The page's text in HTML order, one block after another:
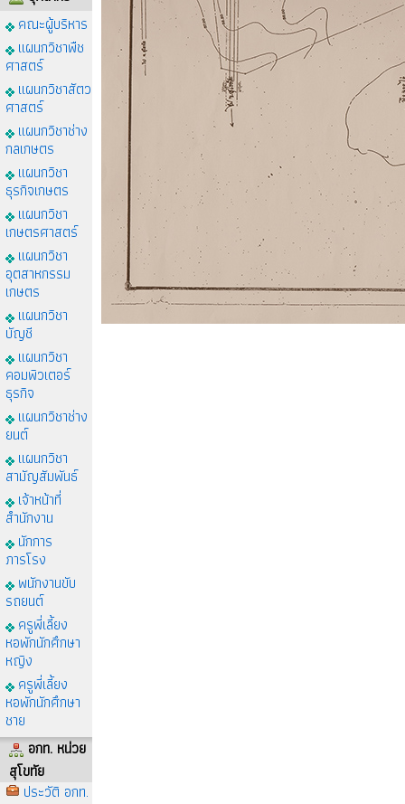
คณะผู้บริหาร
แผนกวิชาพืช
ศาสตร์
แผนกวิชาสัตว
ศาสตร์
แผนกวิชาช่าง
กลเกษตร
แผนกวิชา
ธุรกิจเกษตร
แผนกวิชา
เกษตรศาสตร์
แผนกวิชา
อุตสาหกรรม
เกษตร
แผนกวิชา
บัญชี
แผนกวิชา
คอมพิวเตอร์
ธุรกิจ
แผนกวิชาช่าง
ยนต์
แผนกวิชา
สามัญสัมพันธ์
เจ้าหน้าที่
สำนักงาน
นักการ
ภารโรง
พนักงานขับ
รถยนต์
ครูพี่เลี้ยง
หอพักนักศึกษา
หญิง
ครูพี่เลี้ยง
หอพักนักศึกษา
ชาย
อกท. หน่วย
สุโขทัย
ประวัติ อกท.